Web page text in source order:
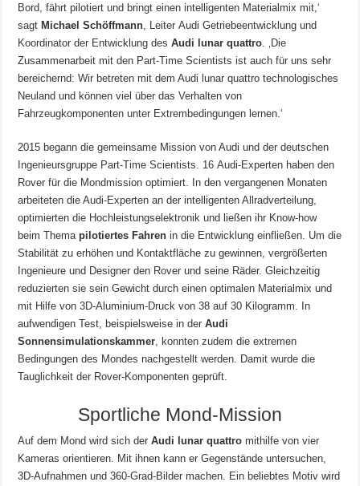
Bord, fährt pilotiert und bringt einen intelligenten Materialmix mit,‘
sagtMichael Schöffmann , Leiter Audi Getriebeentwicklung und
Koordinator der Entwicklung desAudi lunar quattro . ‚Die
Zusammenarbeit mit den Part-Time Scientists ist auch für uns sehr
bereichernd: Wir betreten mit dem Audi lunar quattro technologisches
Neuland und können viel über das Verhalten von
Fahrzeugkomponenten unter Extrembedingungen lernen.‘
2015 begann die gemeinsame Mission von Audi und der deutschen
Ingenieursgruppe Part-Time Scientists. 16 Audi-Experten haben den
Rover für die Mondmission optimiert. In den vergangenen Monaten
arbeiteten die Audi-Experten an der intelligenten Allradverteilung,
optimierten die Hochleistungselektronik und ließen ihr Know-how
beim Themapilotiertes Fahren in die Entwicklung einfließen. Um die
Stabilität zu erhöhen und Kontaktfläche zu gewinnen, vergrößerten
Ingenieure und Designer den Rover und seine Räder. Gleichzeitig
reduzierten sie sein Gewicht durch einen optimalen Materialmix und
mit Hilfe von 3D-Aluminium-Druck von 38 auf 30 Kilogramm. In
aufwendigen Test, beispielsweise in derAudi
Sonnensimulationskammer , konnten zudem die extremen
Bedingungen des Mondes nachgestellt werden. Damit wurde die
Tauglichkeit der Rover-Komponenten geprüft.
Sportliche Mond-Mission
Auf dem Mond wird sich derAudi lunar quattro mithilfe von vier
Kameras orientieren. Mit ihnen kann er Gegenstände untersuchen,
3D-Aufnahmen und 360-Grad-Bilder machen. Ein beliebtes Motiv wird